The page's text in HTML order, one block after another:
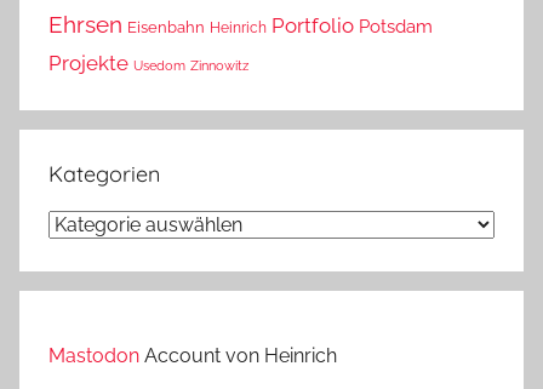
Ehrsen Eisenbahn Heinrich Portfolio Potsdam
Projekte Usedom Zinnowitz
Kategorien
Kategorien
Mastodon Account von Heinrich